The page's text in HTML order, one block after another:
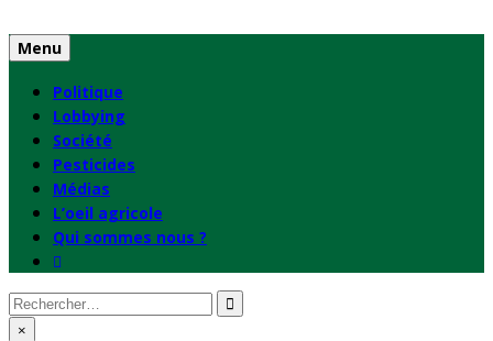
to
content
Menu
Politique
Lobbying
Société
Pesticides
Médias
L’oeil agricole
Qui sommes nous ?
Rechercher
: ×